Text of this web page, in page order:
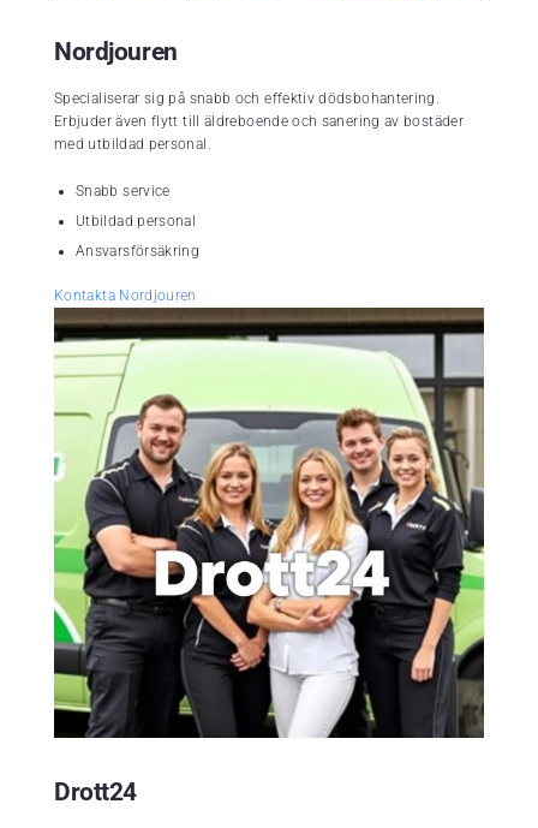
Nordjouren
Specialiserar sig på snabb och effektiv dödsbohantering.
Erbjuder även flytt till äldreboende och sanering av bostäder
med utbildad personal.
Snabb service
Utbildad personal
Ansvarsförsäkring
Kontakta Nordjouren
Drott24